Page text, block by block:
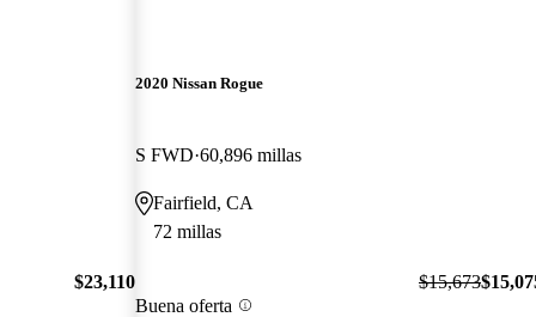
$23,110
2020 Nissan Rogue
S FWD 60,896 millas
Fairfield, CA
72 millas
Buena oferta
$15,673